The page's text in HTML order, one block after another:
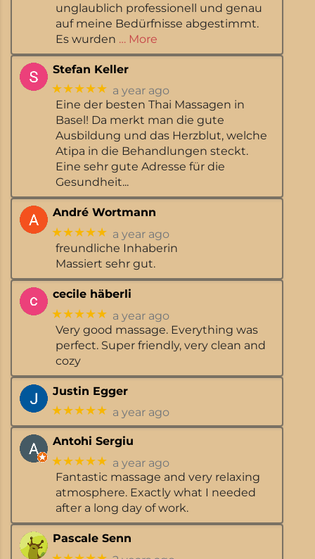
unglaublich professionell und genau
auf meine Bedürfnisse abgestimmt.
Es wurden … More
Stefan Keller
★★★★★ a year ago
Eine der besten Thai Massagen in
Basel! Da merkt man die gute
Ausbildung und das Herzblut, welche
Atipa in die Behandlungen steckt.
Eine sehr gute Adresse für die
Gesundheit...
André Wortmann
★★★★★ a year ago
freundliche Inhaberin
Massiert sehr gut.
cecile häberli
★★★★★ a year ago
Very good massage. Everything was
perfect. Super friendly, very clean and
cozy
Justin Egger
★★★★★ a year ago
Antohi Sergiu
★★★★★ a year ago
Fantastic massage and very relaxing
atmosphere. Exactly what I needed
after a long day of work.
Pascale Senn